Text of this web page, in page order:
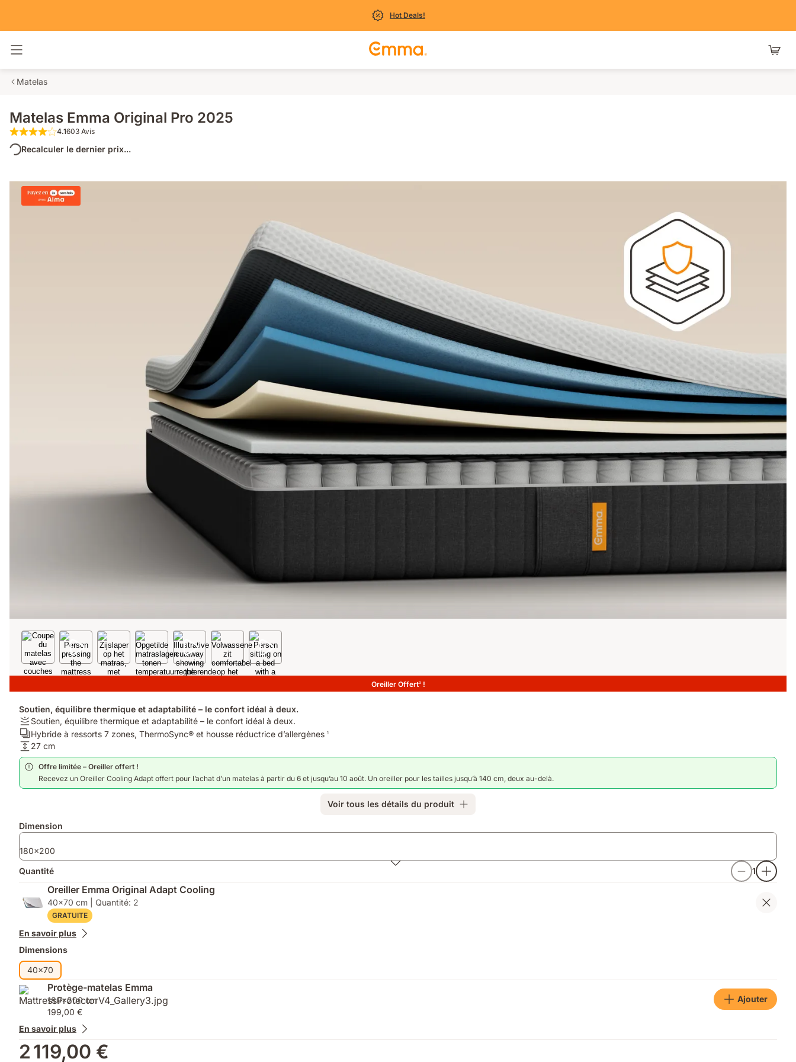
Hot Deals!
Matelas
Matelas Emma Original Pro 2025
4.1 étoiles sur 5 603 Avis
4.1603 Avis
Recalculer le dernier prix...
Oreiller Offert3!
Soutien, équilibre thermique et adaptabilité – le confort idéal à deux.
Fermeté:
Soutien,
équilibre
thermique
et
adaptabilité
–
idéal
à
deux.
Soutien, équilibre thermique et adaptabilité – le confort idéal à deux.
Calques:
Hybride
à
ressorts
zones,
housse
réductrice
d’allergènes
¹
Hybride à ressorts 7 zones, ThermoSync® et housse réductrice d’allergènes 1
Hauteur:
27
cm
27 cm
Offre limitée – Oreiller offert !
Recevez un Oreiller Cooling Adapt offert pour l’achat d’un matelas à partir du 6 et jusqu’au 10 août. Un oreiller pour les tailles jusqu’à 140 cm, deux au-delà.
Voir tous les détails du produit
Produits
supplémentaires
Dimension
180x200
Quantité
1
Oreiller Emma Original Adapt Cooling
40x70 cm | Quantité: 2
GRATUITE
En savoir plus
Dimensions
40x70
Protège-matelas Emma
180x200 cm
199,00 €
Ajouter
En savoir plus
2 119,00 €